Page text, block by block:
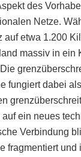
des
Netze.
auf etwa 1.200
massiv in ein
fungiert dabei
ein neues
Verbindung
fragmentiert und